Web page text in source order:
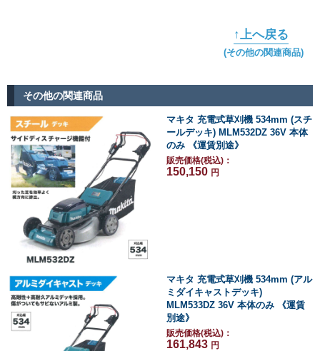
↑上へ戻る
(その他の関連商品)
その他の関連商品
マキタ 充電式草刈機 534mm (スチ
ールデッキ) MLM532DZ 36V 本体
のみ 《運賃別途》
販売価格(税込)：
150,150 円
マキタ 充電式草刈機 534mm (アル
ミダイキャストデッキ)
MLM533DZ 36V 本体のみ 《運賃
別途》
販売価格(税込)：
161,843 円